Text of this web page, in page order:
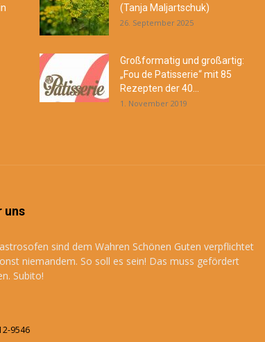
(Tanja Maljartschuk)
26. September 2025
Großformatig und großartig:
„Fou de Patisserie“ mit 85
Rezepten der 40...
1. November 2019
uns
sind dem Wahren Schönen Guten verpflichtet
niemandem. So soll es sein! Das muss gefördert
Subito!
9546